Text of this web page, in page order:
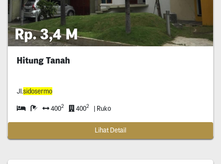
Rp. 3,4 M
Hitung Tanah
Jl.sidosermo
4002 4002 | Ruko
Lihat Detail